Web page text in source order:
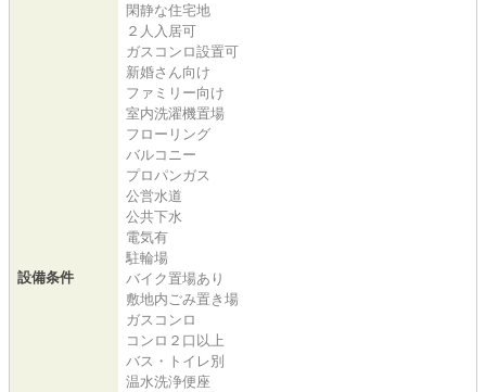
設備条件
閑静な住宅地
２人入居可
ガスコンロ設置可
新婚さん向け
ファミリー向け
室内洗濯機置場
フローリング
バルコニー
プロパンガス
公営水道
公共下水
電気有
駐輪場
バイク置場あり
敷地内ごみ置き場
ガスコンロ
コンロ２口以上
バス・トイレ別
温水洗浄便座